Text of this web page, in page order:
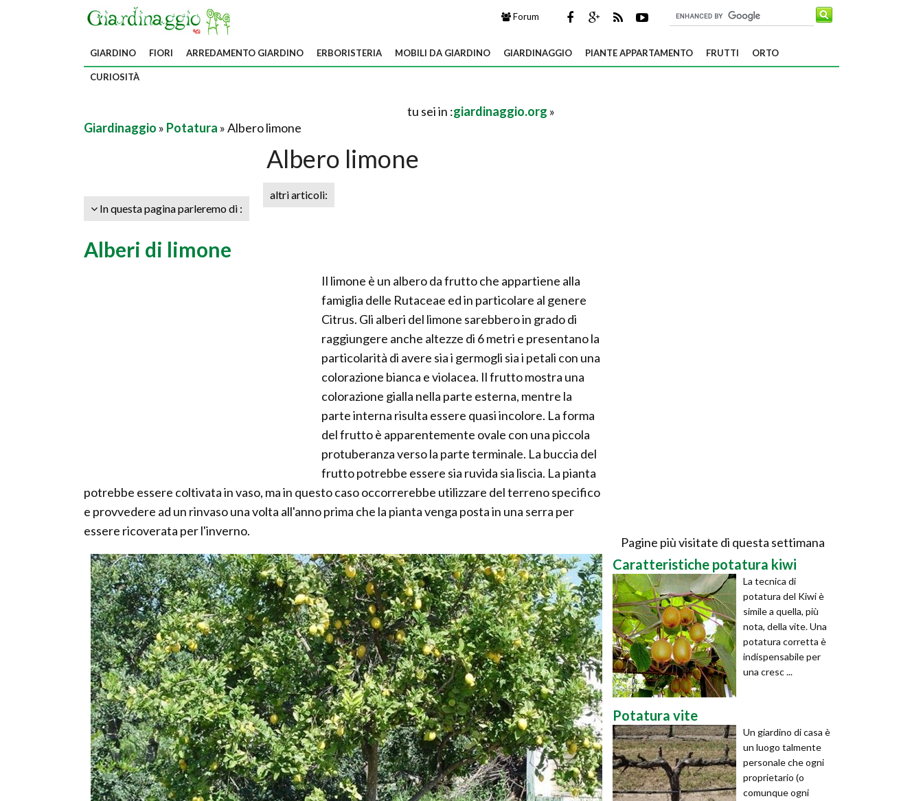
Forum
GIARDINO FIORI ARREDAMENTO GIARDINO ERBORISTERIA MOBILI DA GIARDINO GIARDINAGGIO PIANTE APPARTAMENTO FRUTTI ORTO
CURIOSITÀ
tu sei in :giardinaggio.org »
Giardinaggio » Potatura » Albero limone
Albero limone
In questa pagina parleremo di :
altri articoli:
Alberi di limone
Il limone è un albero da frutto che appartiene alla
famiglia delle Rutaceae ed in particolare al genere
Citrus. Gli alberi del limone sarebbero in grado di
raggiungere anche altezze di 6 metri e presentano la
particolarità di avere sia i germogli sia i petali con una
colorazione bianca e violacea. Il frutto mostra una
colorazione gialla nella parte esterna, mentre la
parte interna risulta essere quasi incolore. La forma
del frutto è apparentemente ovale con una piccola
protuberanza verso la parte terminale. La buccia del
frutto potrebbe essere sia ruvida sia liscia. La pianta
potrebbe essere coltivata in vaso, ma in questo caso occorrerebbe utilizzare del terreno specifico
e provvedere ad un rinvaso una volta all'anno prima che la pianta venga posta in una serra per
essere ricoverata per l'inverno.
Pagine più visitate di questa settimana
Caratteristiche potatura kiwi
La tecnica di
potatura del Kiwi è
simile a quella, più
nota, della vite. Una
potatura corretta è
indispensabile per
una cresc ...
Potatura vite
Un giardino di casa è
un luogo talmente
personale che ogni
proprietario (o
comunque ogni